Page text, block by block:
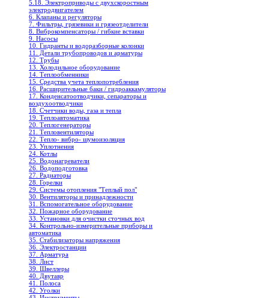
5.18. Электроприводы с двухскоростным
электродвигателем
6. Клапаны и регуляторы
7. Фильтры, грязевики и грязеотделители
8. Виброкомпенсаторы / гибкие вставки
9. Насосы
10. Гидранты и водоразборные колонки
11. Детали трубопроводов и арматуры
12. Трубы
13. Холодильное oборудование
14. Теплообменники
15. Средства учета теплопотребления
16. Расширительные баки / гидроаккамуляторы
17. Конденсатоотводчики, сепараторы и
воздухоотводчики
18. Счетчики воды, газа и тепла
19. Теплоавтоматика
20. Теплогенераторы
21. Тепловентиляторы
22. Тепло- вибро- шумоизоляция
23. Уплотнения
24. Котлы
25. Водонагреватели
26. Водоподготовка
27. Радиаторы
28. Горелки
29. Системы отопления "Теплый пол"
30. Вентиляторы и принадлежности
31. Вспомогательное оборудование
32. Пожарное оборудование
33. Установки для очистки сточных вод
34. Контрольно-измерительные приборы и
автоматика
35. Стабилизаторы напряжения
36. Электростанции
37. Арматура
38. Лист
39. Швеллеры
40. Двутавр
41. Полоса
42. Уголки